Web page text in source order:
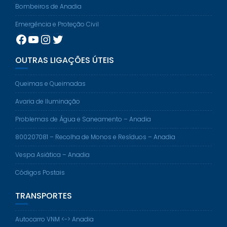
Bombeiros de Anadia
Emergência e Proteção Civil
Facebook
YouTube
Instagram
Twitter
OUTRAS LIGAÇÕES ÚTEIS
Queimas e Queimadas
Avaria de Iluminação
Problemas de Água e Saneamento – Anadia
800207081 – Recolha de Monos e Resíduos – Anadia
Vespa Asiática – Anadia
Códigos Postais
TRANSPORTES
Autocarro VNM <-> Anadia